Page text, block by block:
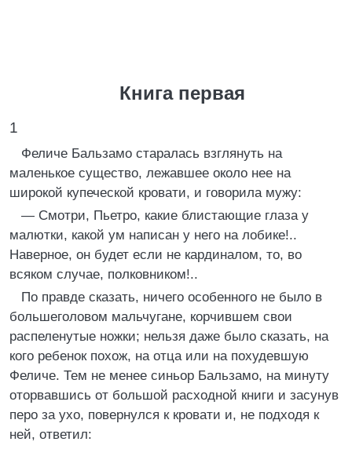
Книга первая
1
Феличе Бальзамо старалась взглянуть на
маленькое существо, лежавшее около нее на
широкой купеческой кровати, и говорила мужу:
— Смотри, Пьетро, какие блистающие глаза у
малютки, какой ум написан у него на лобике!..
Наверное, он будет если не кардиналом, то, во
всяком случае, полковником!..
По правде сказать, ничего особенного не было в
большеголовом мальчугане, корчившем свои
распеленутые ножки; нельзя даже было сказать, на
кого ребенок похож, на отца или на похудевшую
Феличе. Тем не менее синьор Бальзамо, на минуту
оторвавшись от большой расходной книги и засунув
перо за ухо, повернулся к кровати и, не подходя к
ней, ответил: